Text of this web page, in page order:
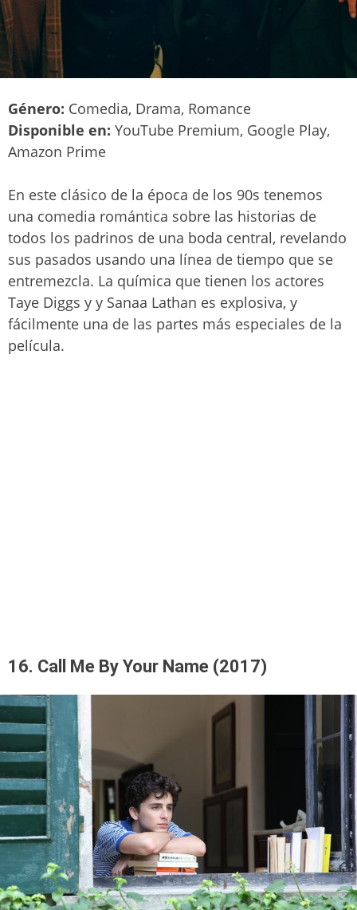
Género: Comedia, Drama, Romance
Disponible en: YouTube Premium, Google Play,
Amazon Prime
En este clásico de la época de los 90s tenemos
una comedia romántica sobre las historias de
todos los padrinos de una boda central, revelando
sus pasados usando una línea de tiempo que se
entremezcla. La química que tienen los actores
Taye Diggs y y Sanaa Lathan es explosiva, y
fácilmente una de las partes más especiales de la
película.
16. Call Me By Your Name (2017)